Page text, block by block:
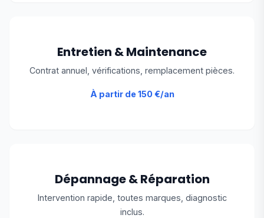
Entretien & Maintenance
Contrat annuel, vérifications, remplacement pièces.
À partir de 150 €/an
Dépannage & Réparation
Intervention rapide, toutes marques, diagnostic
inclus.